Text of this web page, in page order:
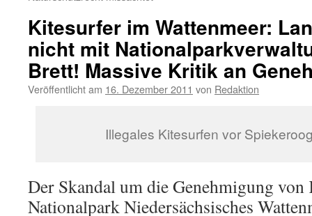
Kitesurfer im Wattenmeer:
nicht mit
Brett! Massive Kritik an
Veröffentlicht am 16. Dezember 2011 von Redaktion
Illegales Kitesurfen vor
Der Skandal um die Genehmigung
Nationalpark Niedersächsisches